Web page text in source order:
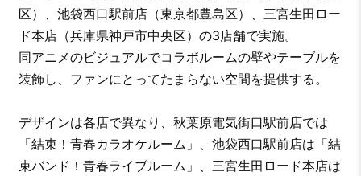
区）、池袋西口駅前店（東京都豊島区）、三宮生田ロー
ド本店（兵庫県神戸市中央区）の3店舗で実施。
同アニメのビジュアルでコラボルームの壁やテーブルを
装飾し、ファンにとってたまらない空間を提供する。
デザインは各店で異なり、秋葉原電気街口駅前店では
「結束！青春カラオケルーム」、池袋西口駅前店は「結
束バンド！青春ライブルーム」、三宮生田ロード本店は